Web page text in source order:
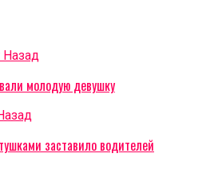
Назад
молодую девушку
заставило водителей